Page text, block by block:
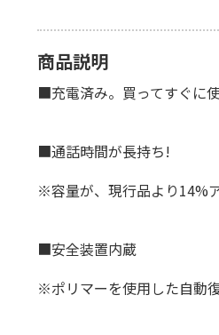
商品説明
■充電済み。買ってすぐに使
■通話時間が長持ち!
※容量が、現行品より14%
■安全装置内蔵
※ポリマーを使用した自動